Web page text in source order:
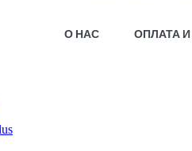
О НАС ОПЛАТА